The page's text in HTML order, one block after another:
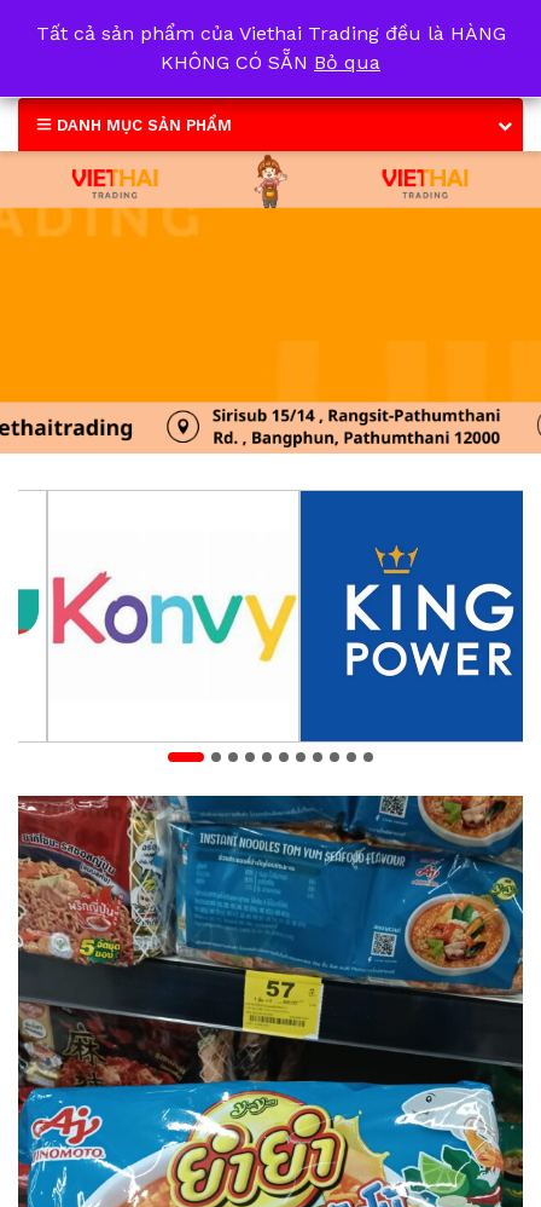
DANH MỤC SẢN PHẨM
Tất cả sản phẩm của Viethai Trading đều là HÀNG
KHÔNG CÓ SẴN Bỏ qua